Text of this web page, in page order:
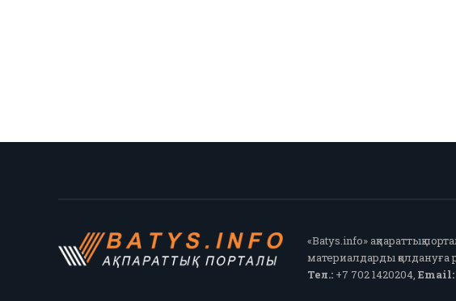
«Batys.info» ақпараттық
материалдарды қолдануға
Тел.:+7 702 1420204, Email: